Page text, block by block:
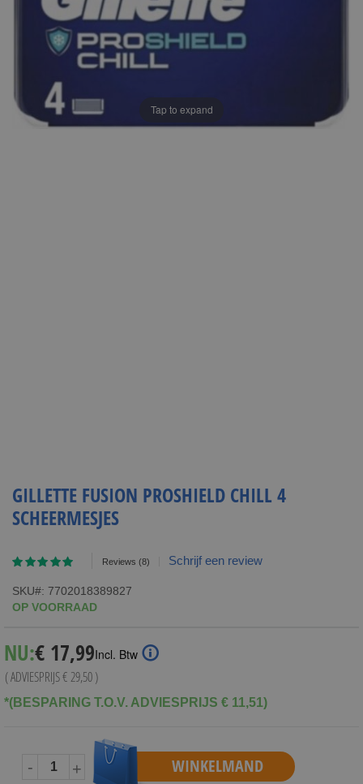
Tap to expand
GILLETTE FUSION PROSHIELD CHILL 4
SCHEERMESJES
Waardering:
Reviews (8) Schrijf een review
SKU
7702018389827
OP VOORRAAD
NU:Special
Price
€ 17,99Incl. Btw
( ADVIESPRIJS€ 29,50)
*(BESPARING T.O.V. ADVIESPRIJS € 11,51)
- + WINKELMAND